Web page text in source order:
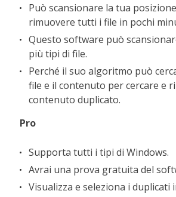
Può scansionare la tua
rimuovere tutti i file in pochi
Questo software può
più tipi di file.
Perché il suo algoritmo può
file e il contenuto per cercare e
contenuto duplicato.
Pro
Supporta tutti i tipi di Windows.
Avrai una prova gratuita del
Visualizza e seleziona i duplicati